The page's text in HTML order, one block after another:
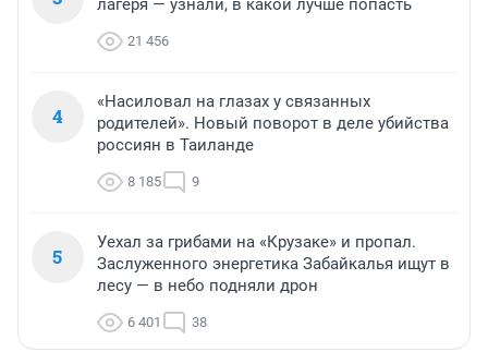
лагеря — узнали, в какой лучше попасть
21 456
4
«Насиловал на глазах у связанных
родителей». Новый поворот в деле убийства
россиян в Таиланде
8 185 9
5
Уехал за грибами на «Крузаке» и пропал.
Заслуженного энергетика Забайкалья ищут в
лесу — в небо подняли дрон
6 401 38